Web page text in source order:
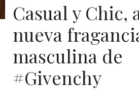
Casual y Chic,
nueva
masculina de
#Givenchy